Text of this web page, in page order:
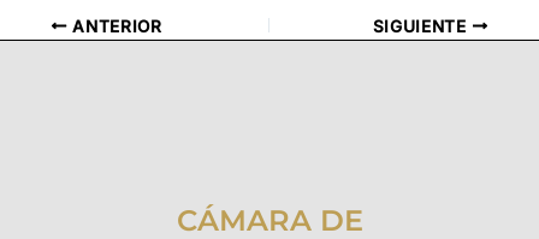
ANTERIOR SIGUIENTE
CÁMARA DE